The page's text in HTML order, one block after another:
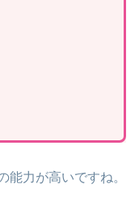
能力が高いですね。